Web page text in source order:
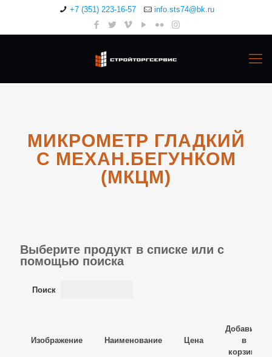
+7 (351) 223-16-57 info.sts74@bk.ru
МИКРОМЕТР ГЛАДКИЙ
С МЕХАН.БЕГУНКОМ
(МКЦМ)
Выберите продукт в списке или с
помощью поиска
Поиск
Изображение Наименование Цена
Добавить
в
корзину